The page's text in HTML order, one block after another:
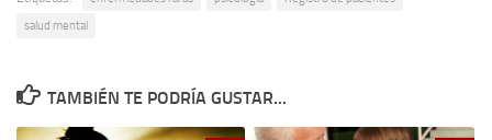
salud mental
TAMBIÉN TE PODRÍA GUSTAR...